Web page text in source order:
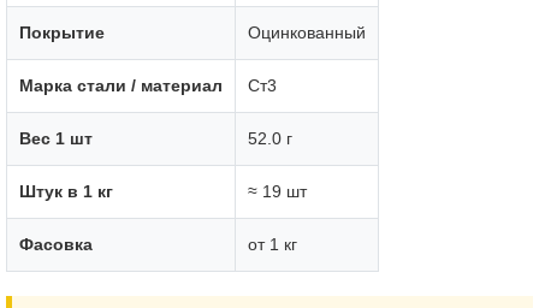
Покрытие Оцинкованный
Марка стали / материал Ст3
Вес 1 шт 52.0 г
Штук в 1 кг ≈ 19 шт
Фасовка от 1 кг